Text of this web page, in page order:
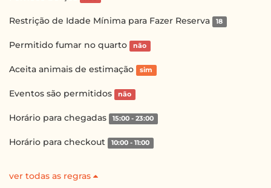
Restrição de Idade Mínima para Fazer Reserva 18
Permitido fumar no quarto não
Aceita animais de estimação sim
Eventos são permitidos não
Horário para chegadas 15:00 - 23:00
Horário para checkout 10:00 - 11:00
ver todas as regras